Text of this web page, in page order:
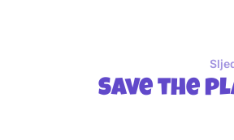
Save the